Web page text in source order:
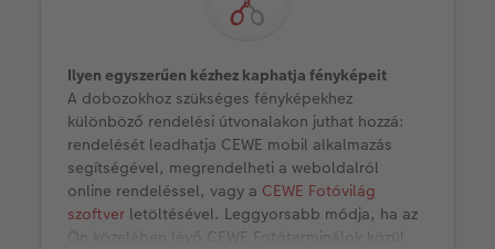
Ilyen egyszerűen kézhez kaphatja fényképeit
A dobozokhoz szükséges fényképekhez
különböző rendelési útvonalakon juthat hozzá:
rendelését leadhatja CEWE mobil alkalmazás
segítségével, megrendelheti a weboldalról
online rendeléssel, vagy a CEWE Fotóvilág
szoftver letöltésével. Leggyorsabb módja, ha az
Ön közelében lévő CEWE Fotóterminálok közül